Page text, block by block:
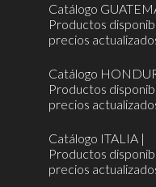
Catálogo
Productos
precios
Catálogo
Productos
precios
Catálogo ITALIA |
Productos
precios